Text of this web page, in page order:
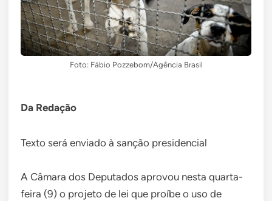
Foto: Fábio Pozzebom/Agência Brasil
Da Redação
Texto será enviado à sanção presidencial
A Câmara dos Deputados aprovou nesta quarta-
feira (9) o projeto de lei que proíbe o uso de